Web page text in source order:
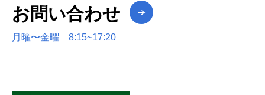
お問い合わせ
月曜〜金曜 8:15~17:20